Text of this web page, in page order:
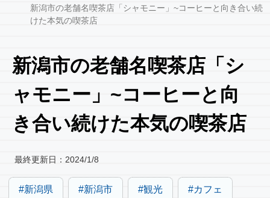
新潟市の老舗名喫茶店「シャモニー」~コーヒーと向き合い続
けた本気の喫茶店
新潟市の老舗名喫茶店「シ
ャモニー」~コーヒーと向
き合い続けた本気の喫茶店
最終更新日： 2024/1/8
新潟県 新潟市 観光 カフェ